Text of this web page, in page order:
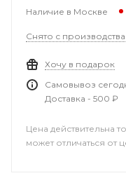
Наличие в Москве
Снято с производства
Хочу в подарок
Самовывоз
Доставка - 500 ₽
Цена действительна
может отличаться от